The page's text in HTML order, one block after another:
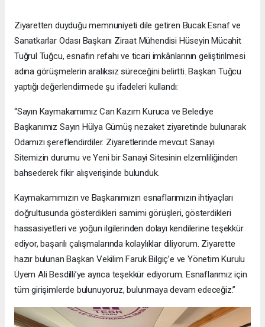
Ziyaretten duyduğu memnuniyeti dile getiren Bucak Esnaf ve
Sanatkarlar Odası Başkanı Ziraat Mühendisi Hüseyin Mücahit
Tuğrul Tuğcu, esnafın refahı ve ticari imkânlarının geliştirilmesi
adına görüşmelerin aralıksız süreceğini belirtti. Başkan Tuğcu
yaptığı değerlendirmede şu ifadeleri kullandı:
“Sayın Kaymakamımız Can Kazım Kuruca ve Belediye
Başkanımız Sayın Hülya Gümüş nezaket ziyaretinde bulunarak
Odamızı şereflendirdiler. Ziyaretlerinde mevcut Sanayi
Sitemizin durumu ve Yeni bir Sanayi Sitesinin elzemliliğinden
bahsederek fikir alışverişinde bulunduk.
Kaymakamımızın ve Başkanımızın esnaflarımızın ihtiyaçları
doğrultusunda gösterdikleri samimi görüşleri, gösterdikleri
hassasiyetleri ve yoğun ilgilerinden dolayı kendilerine teşekkür
ediyor, başarılı çalışmalarında kolaylıklar diliyorum. Ziyarette
hazır bulunan Başkan Vekilim Faruk Bilgiç’e ve Yönetim Kurulu
Üyem Ali Besdilli’ye ayrıca teşekkür ediyorum. Esnaflarımız için
tüm girişimlerde bulunuyoruz, bulunmaya devam edeceğiz.”